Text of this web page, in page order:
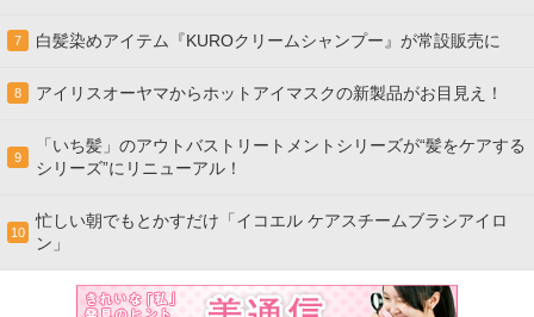
7 白髪染めアイテム『KUROクリームシャンプー』が常設販売に
8 アイリスオーヤマからホットアイマスクの新製品がお目見え！
9
「いち髪」のアウトバストリートメントシリーズが“髪をケアする
シリーズ”にリニューアル！
10
忙しい朝でもとかすだけ「イコエル ケアスチームブラシアイロ
ン」